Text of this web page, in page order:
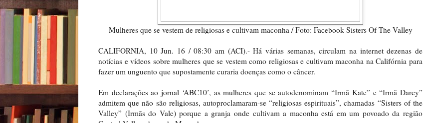
Mulheres que se vestem de religiosas e cultivam maconha / Foto: Facebook Sisters Of The Valley
CALIFORNIA, 10 Jun. 16 / 08:30 am (ACI).- Há várias semanas, circulam na internet dezenas de
notícias e vídeos sobre mulheres que se vestem como religiosas e cultivam maconha na Califórnia para
fazer um unguento que supostamente curaria doenças como o câncer.
Em declarações ao jornal ‘ABC10’, as mulheres que se autodenominam “Irmã Kate” e “Irmã Darcy”
admitem que não são religiosas, autoproclamaram-se “religiosas espirituais”, chamadas “Sisters of the
Valley” (Irmãs do Vale) porque a granja onde cultivam a maconha está em um povoado da região